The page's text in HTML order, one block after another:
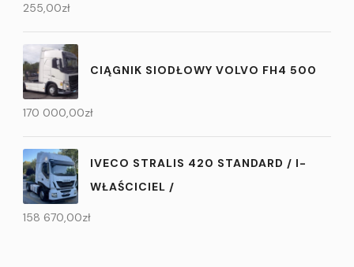
255,00zł
CIĄGNIK SIODŁOWY VOLVO FH4 500
170 000,00zł
IVECO STRALIS 420 STANDARD / I-
WŁAŚCICIEL /
158 670,00zł